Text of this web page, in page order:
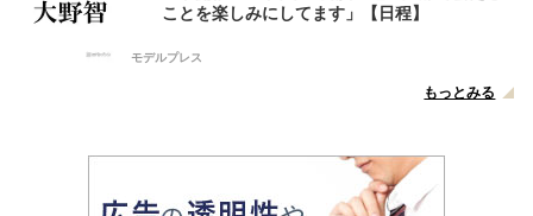
ことを楽しみにしてます」【日程】
モデルプレス
もっとみる